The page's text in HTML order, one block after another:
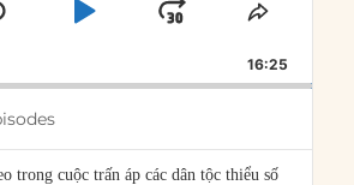
PLAYJUMP
FORWARD
SHARE
16:25
trong cuộc trấn áp các dân tộc thiểu số